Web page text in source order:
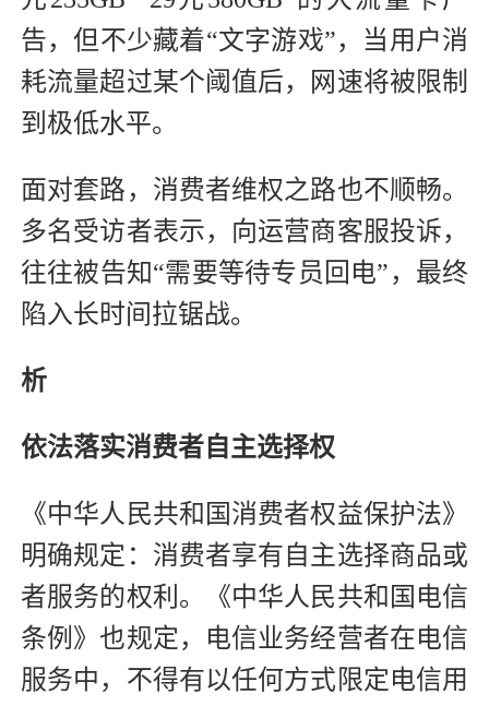
告，但不少藏着“文字游戏”，当用户消
耗流量超过某个阈值后，网速将被限制
到极低水平。
面对套路，消费者维权之路也不顺畅。
多名受访者表示，向运营商客服投诉，
往往被告知“需要等待专员回电”，最终
陷入长时间拉锯战。
析
依法落实消费者自主选择权
《中华人民共和国消费者权益保护法》
明确规定：消费者享有自主选择商品或
者服务的权利。《中华人民共和国电信
条例》也规定，电信业务经营者在电信
服务中，不得有以任何方式限定电信用